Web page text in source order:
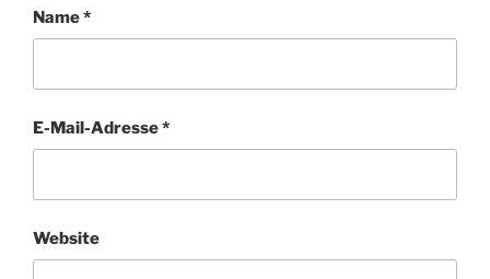
Name*
E-Mail-Adresse*
Website